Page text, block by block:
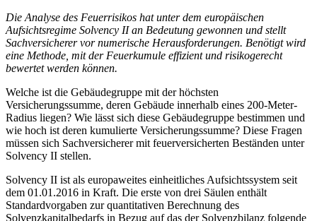
Die Analyse des Feuerrisikos hat unter dem europäischen
Aufsichtsregime Solvency II an Bedeutung gewonnen und stellt
Sachversicherer vor numerische Herausforderungen. Benötigt wird
eine Methode, mit der Feuerkumule effizient und risikogerecht
bewertet werden können.
Welche ist die Gebäudegruppe mit der höchsten
Versicherungssumme, deren Gebäude innerhalb eines 200-Meter-
Radius liegen? Wie lässt sich diese Gebäudegruppe bestimmen und
wie hoch ist deren kumulierte Versicherungssumme? Diese Fragen
müssen sich Sachversicherer mit feuerversicherten Beständen unter
Solvency II stellen.
Solvency II ist als europaweites einheitliches Aufsichtssystem seit
dem 01.01.2016 in Kraft. Die erste von drei Säulen enthält
Standardvorgaben zur quantitativen Berechnung des
Solvenzkapitalbedarfs in Bezug auf das der Solvenzbilanz folgende